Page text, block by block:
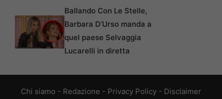
Ballando Con Le Stelle,
Barbara D’Urso manda a
quel paese Selvaggia
Lucarelli in diretta
Chi siamo - Redazione - Privacy Policy - Disclaimer